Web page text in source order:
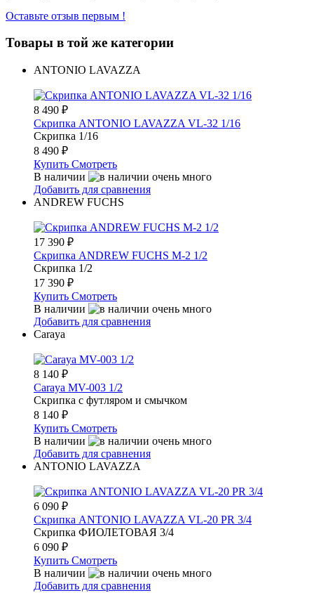
Оставьте отзыв первым !
Товары в той же категории
ANTONIO LAVAZZA
8 490 ₽
Скрипка ANTONIO LAVAZZA VL-32 1/16
Скрипка 1/16
8 490 ₽
Купить Смотреть
В наличии
Добавить для сравнения
ANDREW FUCHS
17 390 ₽
Скрипка ANDREW FUCHS M-2 1/2
Скрипка 1/2
17 390 ₽
Купить Смотреть
В наличии
Добавить для сравнения
Caraya
8 140 ₽
Carayа MV-003 1/2
Скрипка с футляром и смычком
8 140 ₽
Купить Смотреть
В наличии
Добавить для сравнения
ANTONIO LAVAZZA
6 090 ₽
Скрипка ANTONIO LAVAZZA VL-20 PR 3/4
Скрипка ФИОЛЕТОВАЯ 3/4
6 090 ₽
Купить Смотреть
В наличии
Добавить для сравнения